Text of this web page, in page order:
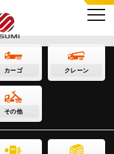
カーゴ クレーン
その他